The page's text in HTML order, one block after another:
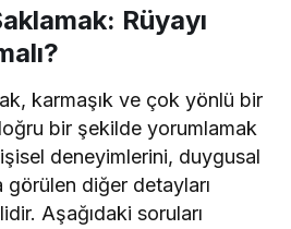
Rüyayı
karmaşık ve çok yönlü bir
bir şekilde yorumlamak
deneyimlerini, duygusal
diğer detayları
Aşağıdaki soruları